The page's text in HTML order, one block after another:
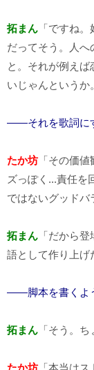
拓まん 「ですね
だってそう。人へ
と。それが例え
いじゃんというか
――それを歌詞に
たか坊 「その価
ズっぽく...責任を
ではないグッドバ
拓まん 「だから
語として作り上げ
――脚本を書くよ
拓まん 「そう。
たか坊 「本当は